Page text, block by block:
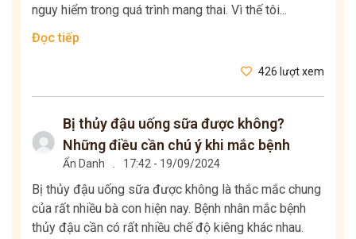
nguy hiểm trong quá trình mang thai. Vì thế tôi...
Đọc tiếp
426 lượt xem
Bị thủy đậu uống sữa được không?
Những điều cần chú ý khi mắc bệnh
Ẩn Danh . 17:42 - 19/09/2024
Bị thủy đậu uống sữa được không là thắc mắc chung
của rất nhiều bà con hiện nay. Bệnh nhân mắc bệnh
thủy đậu cần có rất nhiều chế độ kiêng khác nhau.